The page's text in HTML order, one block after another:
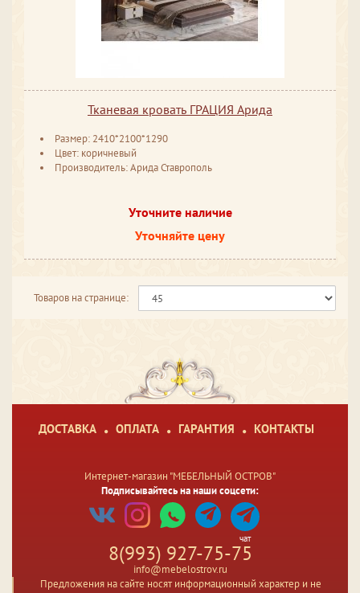
Тканевая кровать ГРАЦИЯ Арида
Размер: 2410*2100*1290
Цвет: коричневый
Производитель: Арида Ставрополь
Уточните наличие
Уточняйте цену
Товаров на странице:
ДОСТАВКА ОПЛАТА ГАРАНТИЯ КОНТАКТЫ
Интернет-магазин "МЕБЕЛЬНЫЙ ОСТРОВ"
Подписывайтесь на наши соцсети:
чат
8(993) 927-75-75
info@mebelostrov.ru
Предложения на сайте носят информационный характер и не